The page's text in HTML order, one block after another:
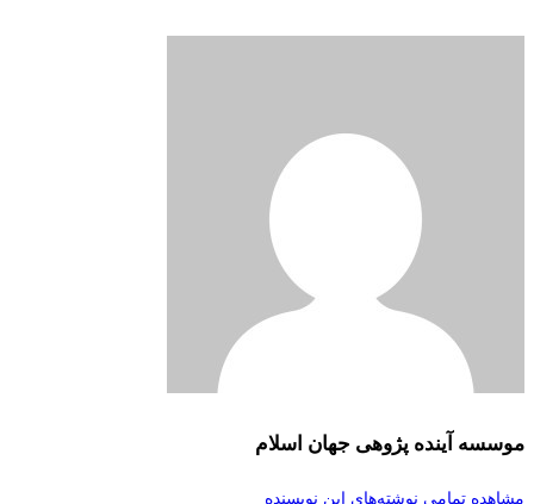
موسسه آینده پژوهی جهان اسلام
مشاهده تمامی نوشته‌های این نویسنده